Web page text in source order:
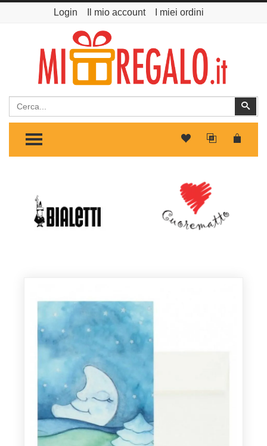
Login Il mio account I miei ordini
Cerca
TOGGLE MENU